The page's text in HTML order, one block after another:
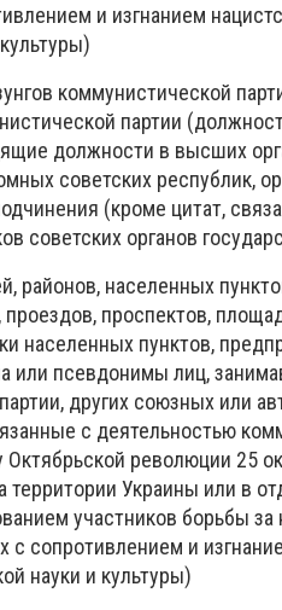
и изгнанием
коммунистической
партии
должности в высших
советских республик,
(кроме цитат,
советских органов
районов, населенных
проездов, проспектов,
населенных пунктов,
или псевдонимы лиц,
других союзных или
с деятельностью
революции 25
территории Украины или в
участников борьбы
с сопротивлением и
науки и культуры)